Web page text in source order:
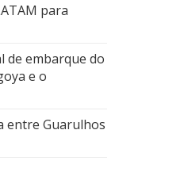
para
de embarque do
e o
entre Guarulhos